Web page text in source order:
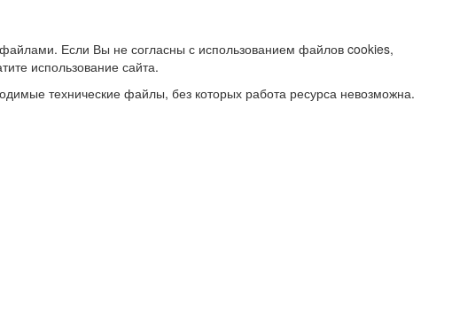
Если Вы не согласны с использованием файлов cookies,
использование сайта.
технические файлы, без которых работа ресурса невозможна.